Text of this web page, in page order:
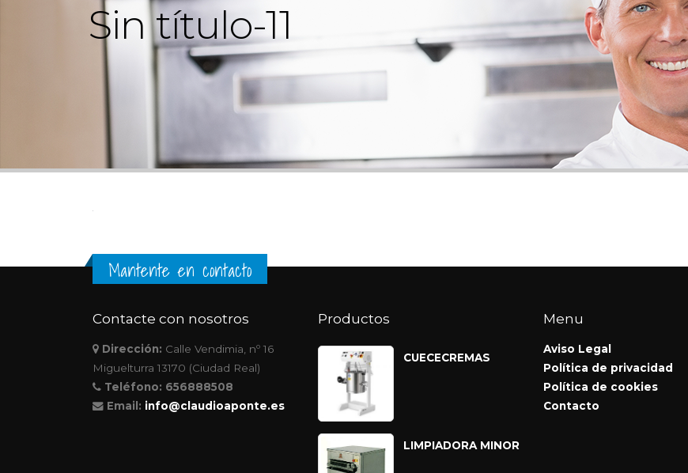
Sin título-11
Mantente en contacto
Contacte con nosotros
Dirección: Calle Vendimia, nº 16
Miguelturra 13170 (Ciudad Real)
Teléfono: 656888508
Email: info@claudioaponte.es
Productos
CUECECREMAS
LIMPIADORA MINOR
Menu
Aviso Legal
Política de privacidad
Política de cookies
Contacto